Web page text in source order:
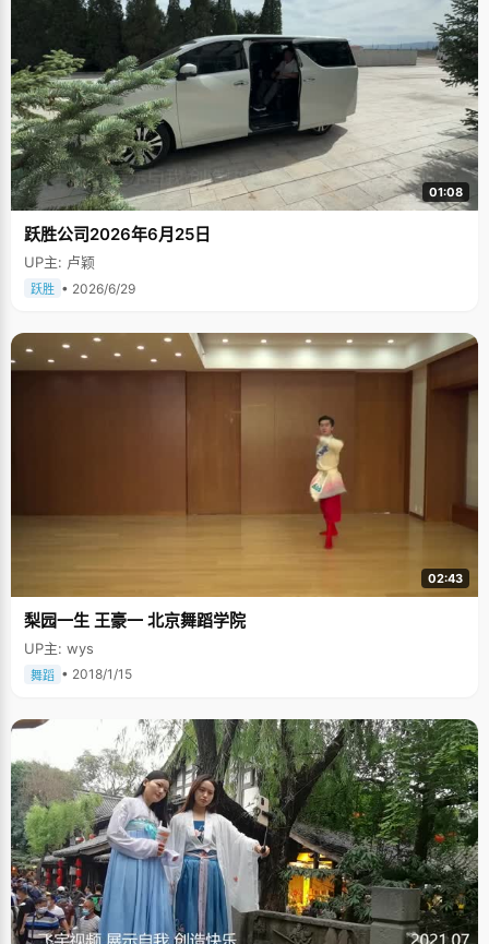
01:08
跃胜公司2026年6月25日
UP主: 卢颖
跃胜 • 2026/6/29
02:43
梨园一生 王豪一 北京舞蹈学院
UP主: wys
舞蹈 • 2018/1/15